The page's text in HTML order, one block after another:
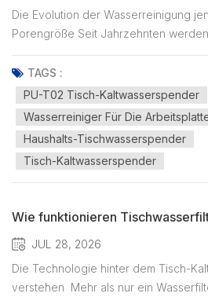
Die Evolution der Wasserreinigung
Porengröße Seit Jahrzehnten werden
Membranfiltrationstechnologien um
herum entwickelt: die physikalische
Porengröße. Von der Mikrofiltration
bis hin zur Umkehrosmose (RO)
TAGS :
PU-T02 Tisch-Kaltwasserspender
Wasserreiniger Für Die
Haushalts-Tischwasserspender
Tisch-Kaltwasserspender
Wie funktionieren
JUL 28, 2026
Die Technologie hinter dem Tisch-
verstehen Mehr als nur ein